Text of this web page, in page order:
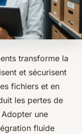
transforme la
et sécurisent
fichiers et en
les pertes de
une
fluide